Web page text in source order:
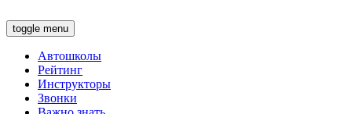
toggle menu
Автошколы
Рейтинг
Инструкторы
Звонки